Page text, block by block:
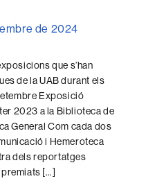
de 2024
que s’han
de la UAB durant els
Exposició
2023 a la Biblioteca de
General Com cada dos
i Hemeroteca
dels reportatges
[…]